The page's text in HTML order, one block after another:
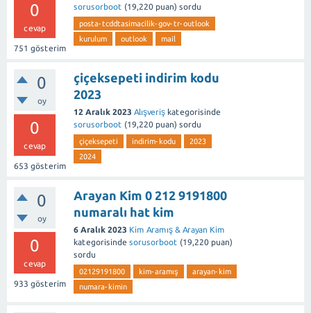
0
cevap
751 gösterim
sorusorboot (19,220 puan) sordu
posta-tcddtasimacilik-gov-tr-outlook
kurulum
outlook mail
0
oy
0
cevap
653 gösterim
çiçeksepeti indirim kodu
2023
12 Aralık 2023 Alışveriş kategorisinde
sorusorboot (19,220 puan) sordu
çiçeksepeti indirim-kodu
2023
2024
0
oy
0
cevap
933 gösterim
Arayan Kim 0 212 9191800
numaralı hat kim
6 Aralık 2023 Kim Aramış & Arayan Kim
kategorisinde sorusorboot (19,220 puan)
sordu
02129191800 kim-aramış
arayan-kim
numara-kimin